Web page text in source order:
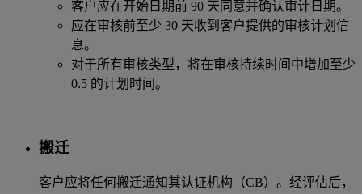
客户应在开始日期前 90 天同意并确认审计日期。
应在审核前至少 30 天收到客户提供的审核计划信
息。
对于所有审核类型，将在审核持续时间中增加至少
0.5 的计划时间。
搬迁
客户应将任何搬迁通知其认证机构（CB）。经评估后，